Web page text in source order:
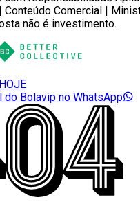
Conteúdo Comercial |
não é investimento.
do Bolavip no WhatsApp